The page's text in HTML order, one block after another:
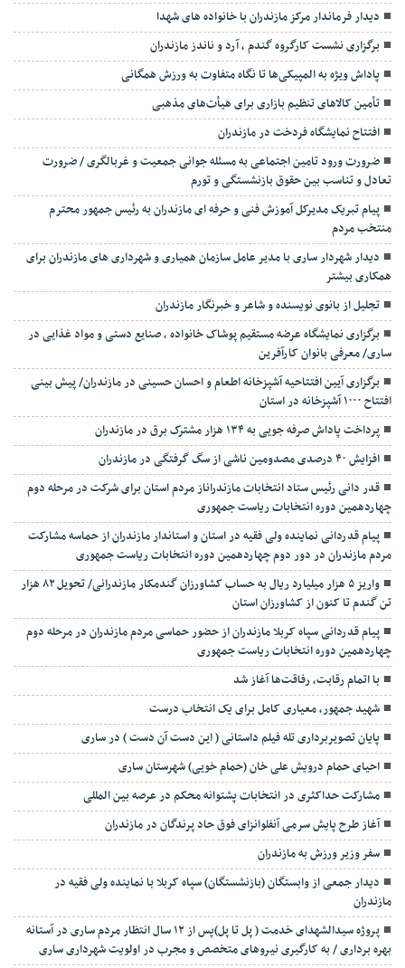
دیدار فرماندار مرکز مازندران با خانواده های شهدا
برگزاری نشست کارگروه گندم ، آرد و ناندز مازندران
پاداش ویژه به المپیکی‌ها تا نگاه متفاوت به ورزش همگانی
تأمین کالاهای تنظیم بازاری برای هیأت‌های مذهبی
افتتاح نمایشگاه فردخت در مازندران
ضرورت ورود تامین اجتماعی به مسئله جوانی جمعیت و غربالگری / ضرورت
تعادل و تناسب بین حقوق بازنشستگی و تورم
پیام تبریک مدیرکل آموزش فنی و حرفه ای مازندران به رئیس جمهور محترم
منتخب مردم
دیدار شهردار ساری با مدیر عامل سازمان همیاری و شهرداری های مازندران برای
همکاری بیشتر
تجلیل از بانوی نویسنده و شاعر و خبرنگار مازندران
برگزاری نمایشگاه عرضه مستقیم پوشاک خانواده ، صنایع دستی و مواد غذایی در
ساری/ معرفی بانوان کارآفرین
برگزاری آیین افتتاحیه آشپزخانه اطعام و احسان حسینی در مازندران/ پیش بینی
افتتاح ۱۰۰۰ آشپزخانه در استان
پرداخت پاداش صرفه جویی به ۱۳۴ هزار مشترک برق در مازندران
افزایش ۴۰ درصدی مصدومین ناشی از سگ گرفتگی در مازندران
قدر دانی رئیس ستاد انتخابات مازندراناز مردم استان برای شرکت در مرحله دوم
چهاردهمین دوره انتخابات ریاست جمهوری
پیام قدردانی نماینده ولی فقیه در استان و استاندار مازندران از حماسه مشارکت
مردم مازندران در دور دوم چهاردهمین دوره انتخابات ریاست جمهوری
واریز ۵ هزار میلیارد ریال به حساب کشاورزان گندمکار مازندرانی/ تحویل ۸۲ هزار
تن گندم تا کنون از کشاورزان استان
پیام قدردانی سپاه کربلا مازندران از حضور حماسی مردم مازندران در مرحله دوم
چهاردهمین دوره انتخابات ریاست جمهوری
با اتمام رقابت، رفاقت‌ها آغاز شد
شهید جمهور، معیاری کامل برای یک انتخاب درست
پایان تصویربرداری تله فیلم داستانی ( این دست آن دست ) در ساری
احیای حمام درویش علی خان (حمام خویی) شهرستان ساری
مشارکت حداکثری در انتخابات پشتوانه محکم در عرصه بین المللی
آغاز طرح پایش سرمی آنفلوانزای فوق حاد پرندگان در مازندران
سفر وزیر ورزش به مازندران
دیدار جمعی از وابستگان (بازنشستگان) سپاه کربلا با نماینده ولی فقیه در
مازندران
پروژه سیدالشهدای خدمت ( پل تا پل)پس از ۱۲ سال انتظار مردم ساری در آستانه
بهره برداری / به کارگیری نیروهای متخصص و مجرب در اولویت شهرداری ساری